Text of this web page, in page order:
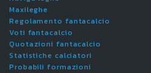
Maxileghe
Regolamento fantacalcio
Voti fantacalcio
Quotazioni fantacalcio
Statistiche calciatori
Probabili formazioni